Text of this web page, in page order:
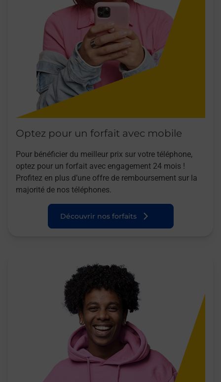
Optez pour un forfait avec mobile
Pour bénéficier du meilleur prix sur votre téléphone,
optez pour un forfait avec engagement 24 mois !
Profitez en plus d’une offre de remboursement sur la
majorité de nos téléphones.
Découvrir nos forfaits